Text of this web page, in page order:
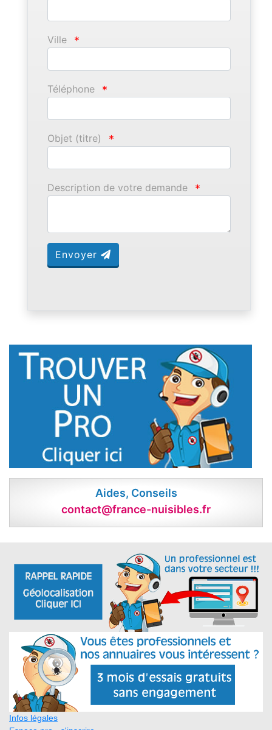
Ville *
Téléphone *
Objet (titre) *
Description de votre demande *
Envoyer
Aides, Conseils
contact@france-nuisibles.fr
Infos légales